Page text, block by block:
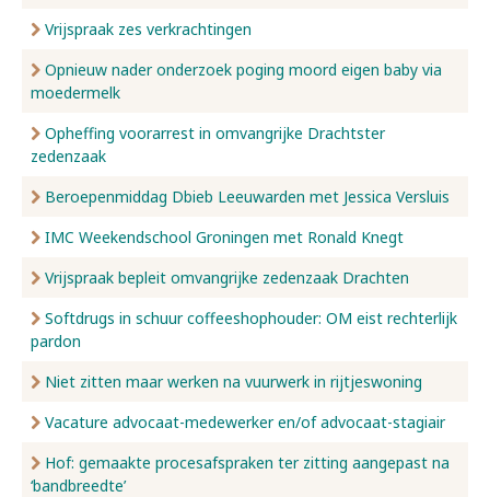
Vrijspraak zes verkrachtingen
Opnieuw nader onderzoek poging moord eigen baby via
moedermelk
Opheffing voorarrest in omvangrijke Drachtster
zedenzaak
Beroepenmiddag Dbieb Leeuwarden met Jessica Versluis
IMC Weekendschool Groningen met Ronald Knegt
Vrijspraak bepleit omvangrijke zedenzaak Drachten
Softdrugs in schuur coffeeshophouder: OM eist rechterlijk
pardon
Niet zitten maar werken na vuurwerk in rijtjeswoning
Vacature advocaat-medewerker en/of advocaat-stagiair
Hof: gemaakte procesafspraken ter zitting aangepast na
‘bandbreedte’